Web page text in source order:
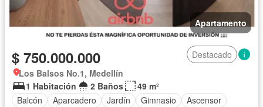
Apartamento
$ 750.000.000
Destacado
Los Balsos No.1, Medellín
1 Habitación
2 Baños
49 m²
Balcón
Aparcadero Jardín Gimnasio
Ascensor